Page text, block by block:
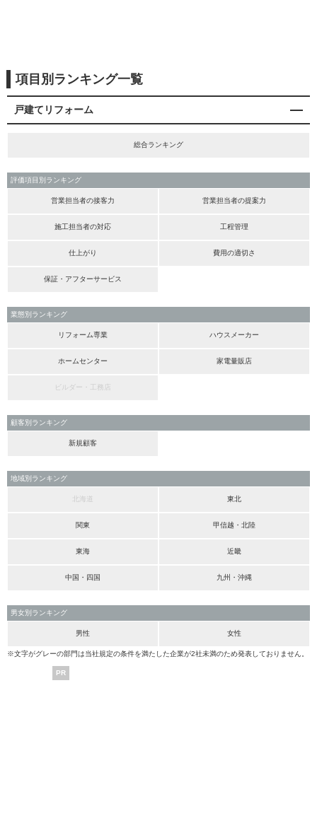
項目別ランキング一覧
戸建てリフォーム
総合ランキング
評価項目別ランキング
営業担当者の接客力 営業担当者の提案力
施工担当者の対応 工程管理
仕上がり 費用の適切さ
保証・アフターサービス
業態別ランキング
リフォーム専業 ハウスメーカー
ホームセンター 家電量販店
ビルダー・工務店
顧客別ランキング
新規顧客
地域別ランキング
北海道 東北
関東 甲信越・北陸
東海 近畿
中国・四国 九州・沖縄
男女別ランキング
男性 女性
※文字がグレーの部門は当社規定の条件を満たした企業が2社未満のため発表しておりません。
PR